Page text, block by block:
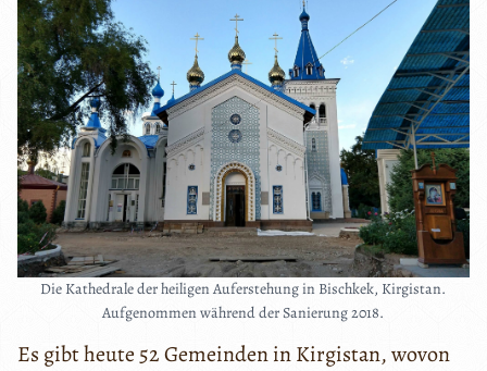
Die Kathedrale der heiligen Auferstehung in Bischkek, Kirgistan.
Aufgenommen während der Sanierung 2018.
Es gibt heute 52 Gemeinden in Kirgistan, wovon